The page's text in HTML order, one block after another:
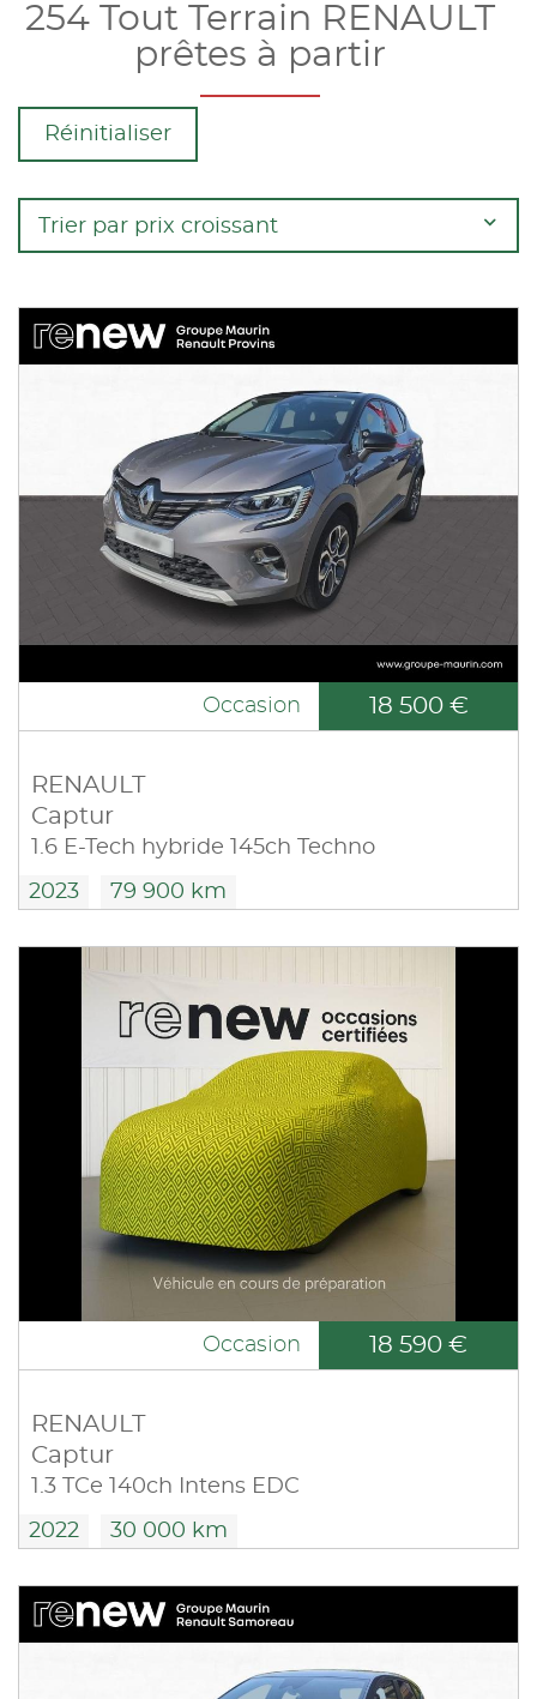
254 Tout Terrain RENAULT
prêtes à partir
Réinitialiser
Trier par prix croissant
Occasion 18 500 €
RENAULT
Captur
1.6 E-Tech hybride 145ch Techno
2023 79 900 km
Occasion 18 590 €
RENAULT
Captur
1.3 TCe 140ch Intens EDC
2022 30 000 km